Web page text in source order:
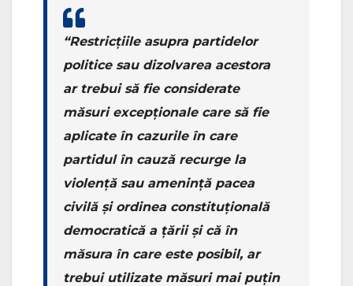
“Restricțiile asupra partidelor
politice sau dizolvarea acestora
ar trebui să fie considerate
măsuri excepționale care să fie
aplicate în cazurile în care
partidul în cauză recurge la
violență sau amenință pacea
civilă și ordinea constituțională
democratică a țării și că în
măsura în care este posibil, ar
trebui utilizate măsuri mai puțin